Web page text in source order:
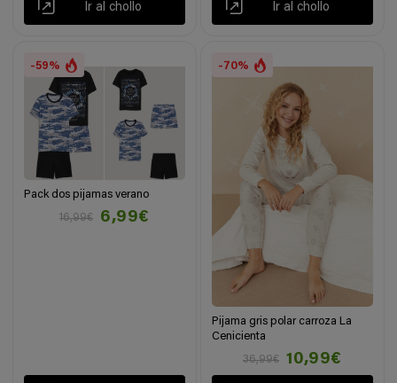
Ir al chollo Ir al chollo
-59%
Pack dos pijamas verano
16,99€
6,99€
-70%
Pijama gris polar carroza La
Cenicienta
36,99€
10,99€